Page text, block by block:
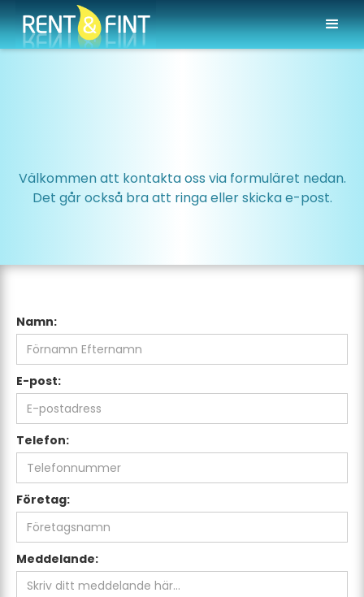
Välkommen att kontakta oss via formuläret nedan.
Det går också bra att ringa eller skicka e-post.
Namn:
E-post:
Telefon:
Företag:
Meddelande: